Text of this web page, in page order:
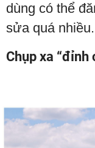
dùng có thể
sửa quá nhiều.
Chụp xa “đỉnh